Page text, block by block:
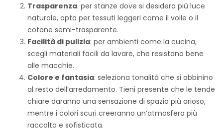
Trasparenza: per stanze dove si desidera più luce
naturale, opta per tessuti leggeri come il voile o il
cotone semi-trasparente.
Facilità di pulizia: per ambienti come la cucina,
scegli materiali facili da lavare, che resistano bene
alle macchie.
Colore e fantasia: seleziona tonalità che si abbinino
al resto dell’arredamento. Tieni presente che le tende
chiare daranno una sensazione di spazio più arioso,
mentre i colori scuri creeranno un’atmosfera più
raccolta e sofisticata.